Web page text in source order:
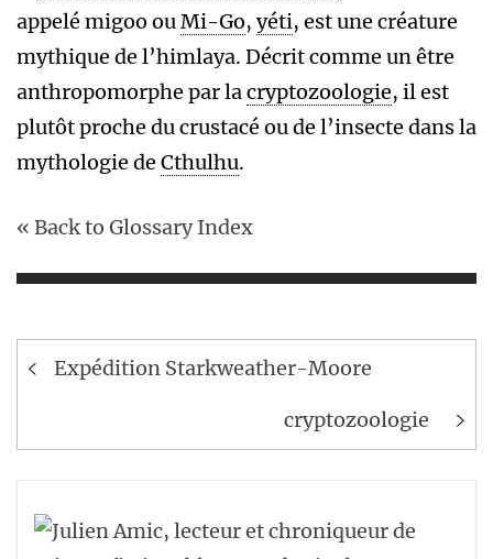
appelé migoo ouMi-Go, yéti, est une créature
mythique de l’himlaya. Décrit comme un être
anthropomorphe par lacryptozoologie, il est
plutôt proche du crustacé ou de l’insecte dans la
mythologie de Cthulhu.
« Back to Glossary Index
Navigation
Expédition Starkweather-Moore
cryptozoologie